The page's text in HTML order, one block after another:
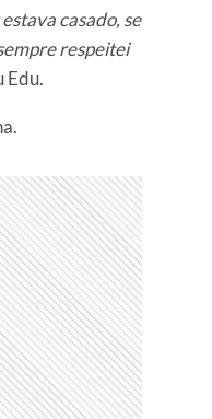
casado, se
respeitei
Edu.